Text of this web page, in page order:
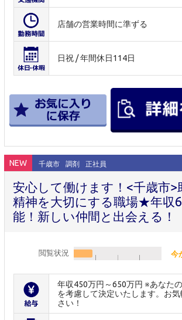
店舗の営業時間に準ずる
日祝 / 年間休日114日
NEW 千歳市 調剤 正社員
安心して働けます！<千歳市>
精神を大切にする職場★年収
能！新しい仲間と出会える！
閲覧状況 今
年収450万円～650万円 ※あなた
を考慮して決定いたします。お
さい！